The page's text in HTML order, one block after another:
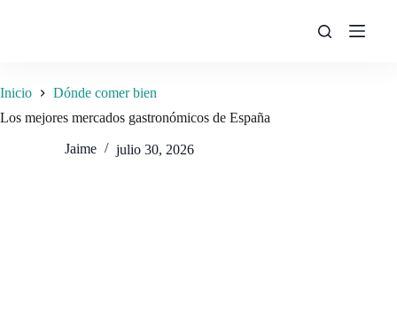
Inicio
Dónde comer bien
Los mejores mercados gastronómicos de España
Jaime julio 30, 2026